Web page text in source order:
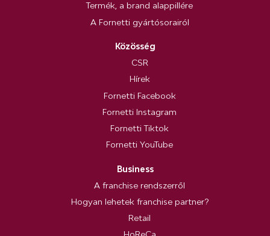
Termék, a brand alappillére
A Fornetti gyártósorairól
Közösség
CSR
Hírek
Fornetti Facebook
Fornetti Instagram
Fornetti Tiktok
Fornetti YouTube
Business
A franchise rendszerről
Hogyan lehetek franchise partner?
Retail